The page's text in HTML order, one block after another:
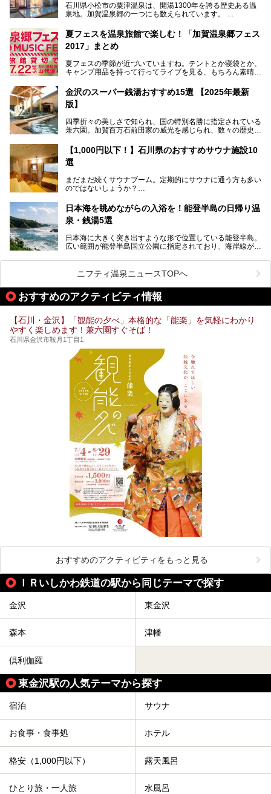
石川県小松市の粟津温泉は、開湯1300年を誇る歴史ある温
泉地。加賀温泉郷の一つにも数えられています。
その粟津温泉に建つ「大江戸温泉物語 あわづグランドホテ
ル」（以下、あわづグランドホテル）は客室数97室のホテ
ルで、昨年2024年12月に露天風呂を新設。充実したキッズ
2025年7月からは「大江戸三つ星バイキング」がスタート！
───
提供元：大江戸温泉物語ホテルズ＆リゾーツ株式会社【P
この記事は大江戸温泉物語 あわづグランドホテルのPR記事
です。
夏フェスを温泉旅館で楽しむ！「加賀温泉郷フェス
2017」まとめ
夏フェスの季節が近づいていますね。テントとか寝袋とか、
キャンプ用品を持って行ってライブを見る、もちろん素晴ら
いやでもね、暑いし汗や砂埃でドロドロになるしうるさくて
夜は寝られないし、若い時はそういうのが良かったんですけ
今、もうちょっと気楽なフェスはないかな、と探してたらあ
りましたよ！
「加賀温泉郷フェス 2017」が石川県・山代温泉の瑠璃光を
全館貸し切って開催！
れちゃう！なんということでしょう！！
金沢のスーパー銭湯おすすめ15選 【2025年最新
版】
四季折々の美しさで知られ、国の特別名勝に指定されている
兼六園。加賀百万石前田家の威光を感じられ、数々の歴史的
ア。国内でも特に人気の観光地の1つです。北陸新幹線で東
京から約2時間30分と、首都圏からアクセスしやすい立地も
魅力ですね。
り、観光に加えて温泉もぜひ楽しみたいところ。金沢エリア
でおすすめのスーパー銭湯をご紹介します。
【1,000円以下！】石川県のおすすめサウナ施設10
選
まだまだ続くサウナブーム。定期的にサウナに通う方も多い
のではないしょうか？
今回はそんなサウナによく行く人もこれから楽しむ人も格安
で楽しめるサウナを紹介します。
など、種類豊富ですよ。
日本海を眺めながらの入浴を！能登半島の日帰り温
泉・銭湯5選
日本海に大きく突き出すような形で位置している能登半島。
広い範囲が能登半島国立公園に指定されており、海岸線が作
車で行くのがオススメですが、ドライブの際にぜひ一緒に楽
しんでいただきたいのが温泉です。絶景を眺めながらつかる
温泉は最高ですよ！ 今回はそんな能登の温泉を5つご紹介
します。
ニフティ温泉ニュースTOPへ
おすすめのアクティビティ情報
【石川・金沢】「観能の夕べ」本格的な「能楽」を気軽にわかり
やすく楽しめます！兼六園すぐそば！
石川県金沢市鞍月1丁目1
おすすめのアクティビティをもっと見る
ＩＲいしかわ鉄道の駅から同じテーマで探す
金沢 東金沢
森本 津幡
倶利伽羅
東金沢駅の人気テーマから探す
宿泊 サウナ
お食事・食事処 ホテル
格安（1,000円以下） 露天風呂
ひとり旅・一人旅 水風呂